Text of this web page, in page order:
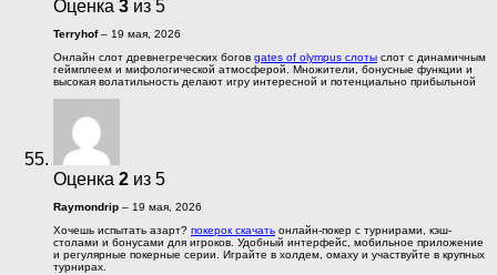
Оценка 3 из 5
Terryhof– 19 мая, 2026
Онлайн слот древнегреческих богов gates of olympus слоты слот с динамичным
геймплеем и мифологической атмосферой. Множители, бонусные функции и
высокая волатильность делают игру интересной и потенциально прибыльной
Оценка 2 из 5
Raymondrip – 19 мая, 2026
Хочешь испытать азарт? покерок скачать онлайн-покер с турнирами, кэш-
столами и бонусами для игроков. Удобный интерфейс, мобильное приложение
и регулярные покерные серии. Играйте в холдем, омаху и участвуйте в крупных
турнирах.